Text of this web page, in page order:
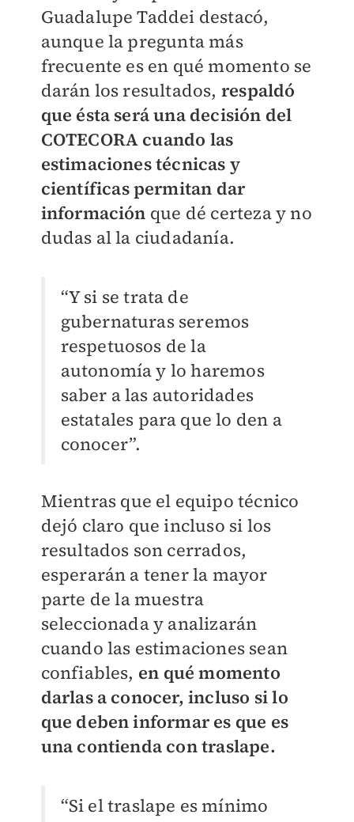
Guadalupe Taddei destacó,
aunque la pregunta más
frecuente es en qué momento se
darán los resultados, respaldó
que ésta será una decisión del
COTECORA cuando las
estimaciones técnicas y
científicas permitan dar
información que dé certeza y no
dudas al la ciudadanía.
“Y si se trata de
gubernaturas seremos
respetuosos de la
autonomía y lo haremos
saber a las autoridades
estatales para que lo den a
conocer”.
Mientras que el equipo técnico
dejó claro que incluso si los
resultados son cerrados,
esperarán a tener la mayor
parte de la muestra
seleccionada y analizarán
cuando las estimaciones sean
confiables, en qué momento
darlas a conocer, incluso si lo
que deben informar es que es
una contienda con traslape.
“Si el traslape es mínimo